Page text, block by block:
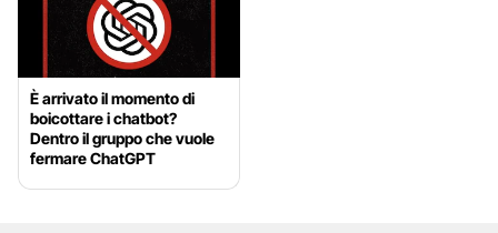
È arrivato il momento di
boicottare i chatbot?
Dentro il gruppo che vuole
fermare ChatGPT